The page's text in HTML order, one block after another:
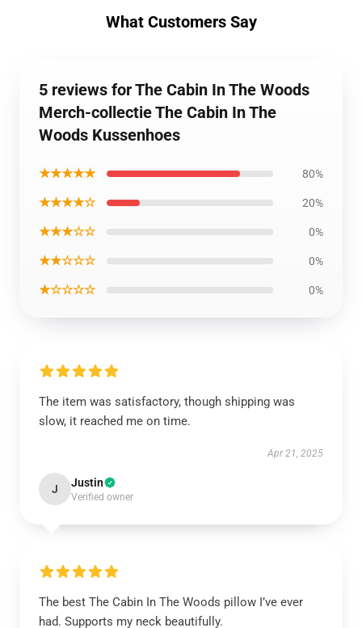
What Customers Say
5 reviews for The Cabin In The Woods
Merch-collectie The Cabin In The
Woods Kussenhoes
★★★★★ 80%
★★★★☆ 20%
★★★☆☆ 0%
★★☆☆☆ 0%
★☆☆☆☆ 0%
The item was satisfactory, though shipping was
slow, it reached me on time.
Apr 21, 2025
J Justin
Verified owner
The best The Cabin In The Woods pillow I’ve ever
had. Supports my neck beautifully.